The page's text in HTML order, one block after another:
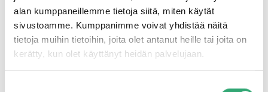
alan kumppaneillemme tietoja siitä, miten käytät
sivustoamme. Kumppanimme voivat yhdistää näitä
tietoja muihin tietoihin, joita olet antanut heille tai joita on
kerätty, kun olet käyttänyt heidän palvelujaan.
Näin luomme kestävää kasvua
Addtechin menestys perustuu siihen, että yhtiömme
voivat vapaasti kehittää operatiivista toimintaansa.
Varmistamme kestävän kasvun ostamalla jatkuvasti
uusia yrityksiä ja luomalla optimaaliset olosuhteet
yritysten kannattavuudelle ja kasvulle lisäämällä
resursseja, tiedonvaihtoa ja aktiivista omistajuutta.